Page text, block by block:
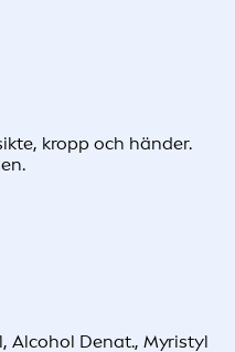
kropp och händer.
Alcohol Denat., Myristyl